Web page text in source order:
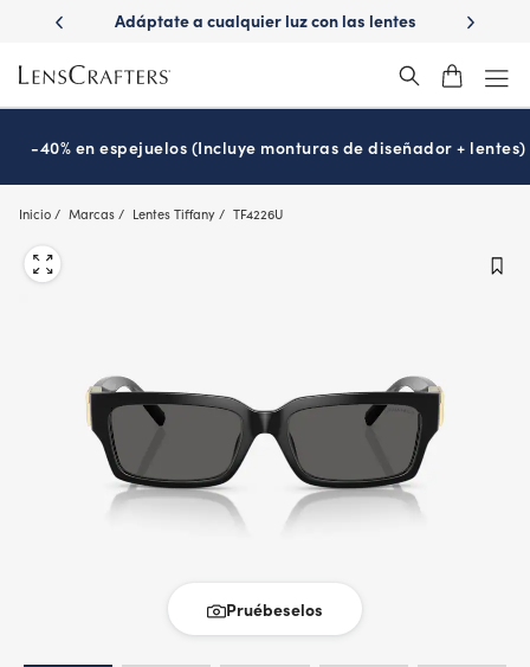
main
content
con
Adáptate a cualquier luz con las lentes
¿Es
-40% en espejuelos (Incluye monturas de diseñador + lentes)
Inicio Marcas Lentes Tiffany TF4226U
Pruébeselos